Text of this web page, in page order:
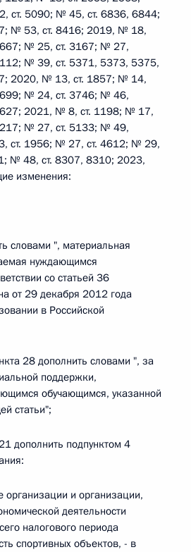
ст. 5090; № 45, ст. 6836, 6844;
№ 53, ст. 8416; 2019, № 18,
№ 25, ст. 3167; № 27,
№ 39, ст. 5371, 5373, 5375,
2020, № 13, ст. 1857; № 14,
№ 24, ст. 3746; № 46,
2021, № 8, ст. 1198; № 17,
№ 27, ст. 5133; № 49,
ст. 1956; № 27, ст. 4612; № 29,
№ 48, ст. 8307, 8310; 2023,
изменения:
словами ", материальная
нуждающимся
со статьей 36
от 29 декабря 2012 года
в Российской
28 дополнить словами ", за
поддержки,
обучающимся, указанной
статьи";
дополнить подпунктом 4
организации и организации,
деятельности
налогового периода
спортивных объектов, - в